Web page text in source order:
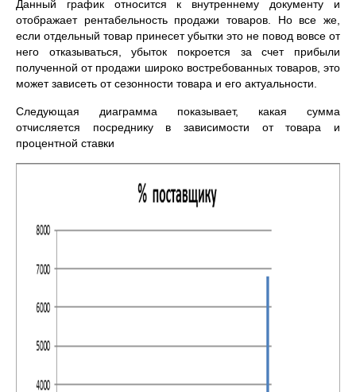
Данный график относится к внутреннему документу и
отображает рентабельность продажи товаров. Но все же,
если отдельный товар принесет убытки это не повод вовсе от
него отказываться, убыток покроется за счет прибыли
полученной от продажи широко востребованных товаров, это
может зависеть от сезонности товара и его актуальности.
Следующая диаграмма показывает, какая сумма
отчисляется посреднику в зависимости от товара и
процентной ставки